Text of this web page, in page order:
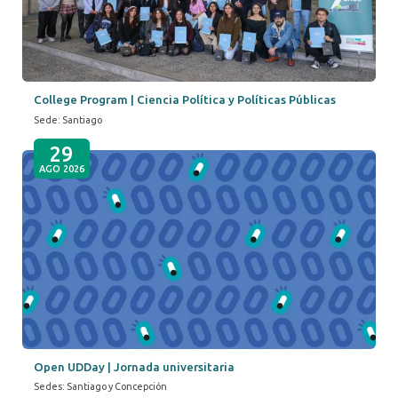
College Program | Ciencia Política y Políticas Públicas
Sede: Santiago
29
AGO 2026
Open UDDay | Jornada universitaria
Sedes: Santiago y Concepción